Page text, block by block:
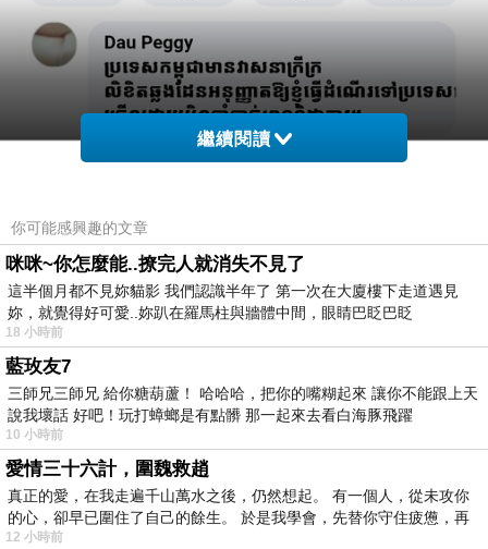
繼續閱讀
你可能感興趣的文章
咪咪~你怎麼能..撩完人就消失不見了
這半個月都不見妳貓影 我們認識半年了 第一次在大廈樓下走道遇見
妳，就覺得好可愛..妳趴在羅馬柱與牆體中間，眼睛巴眨巴眨
18 小時前
藍玫友7
三師兄三師兄 給你糖葫蘆！ 哈哈哈，把你的嘴糊起來 讓你不能跟上天
說我壞話 好吧！玩打蟑螂是有點髒 那一起來去看白海豚飛躍
10 小時前
愛情三十六計，圍魏救趙
真正的愛，在我走遍千山萬水之後，仍然想起。 有一個人，從未攻你
的心，卻早已圍住了自己的餘生。 於是我學會，先替你守住疲憊，再
12 小時前